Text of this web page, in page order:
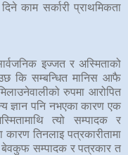
काम सर्कारी प्राथमिकता
इज्जत र अस्मिताको
कि सम्बन्धित मानिस आफै
रुपमा आरोपित
ज्ञान पनि नभएका कारण एक
त्यो सम्पादक र
तिनलाइ पत्रकारीतामा
बेवकुफ सम्पादक र पत्रकार त